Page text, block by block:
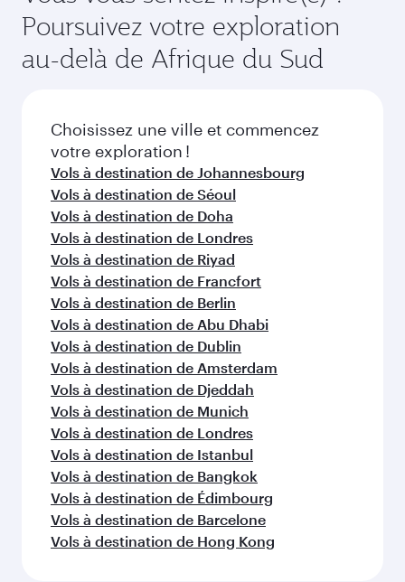
par nos partenaires. Veuillez vérifier les détails
du vol au moment de la réservation.
tarifs varient en fonction de la demande
saisonnière, de la popularité de l'itinéraire et de
la disponibilité des classes de voyage.
Poursuivez votre exploration
au-delà de Afrique du Sud
Choisissez une ville et commencez
votre exploration !
Vols à destination de Johannesbourg
Vols à destination de Séoul
Vols à destination de Doha
Vols à destination de Londres
Vols à destination de Riyad
Vols à destination de Francfort
Vols à destination de Berlin
Vols à destination de Abu Dhabi
Vols à destination de Dublin
Vols à destination de Amsterdam
Vols à destination de Djeddah
Vols à destination de Munich
Vols à destination de Londres
Vols à destination de Istanbul
Vols à destination de Bangkok
Vols à destination de Édimbourg
Vols à destination de Barcelone
Vols à destination de Hong Kong